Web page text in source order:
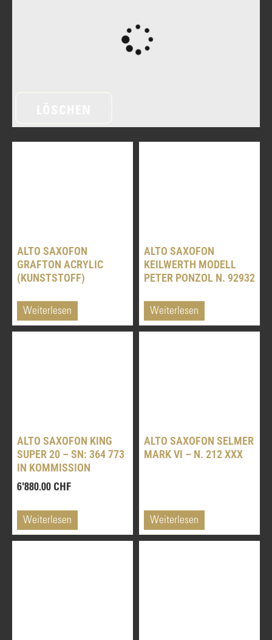
BASSKLARINETTEN
ALTO SAXOFON
GRAFTON ACRYLIC
(KUNSTSTOFF)
Weiterlesen
ALTO SAXOFON
KEILWERTH MODELL
PETER PONZOL N. 92932
Weiterlesen
ALTO SAXOFON KING
SUPER 20 – SN: 364 773
IN KOMMISSION
6'880.00 CHF
Weiterlesen
ALTO SAXOFON SELMER
MARK VI – N. 212 XXX
Weiterlesen